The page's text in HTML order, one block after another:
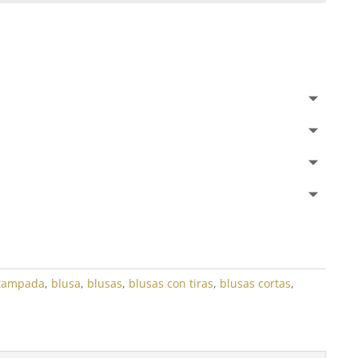
, blusa, blusas, blusas con tiras, blusas cortas,